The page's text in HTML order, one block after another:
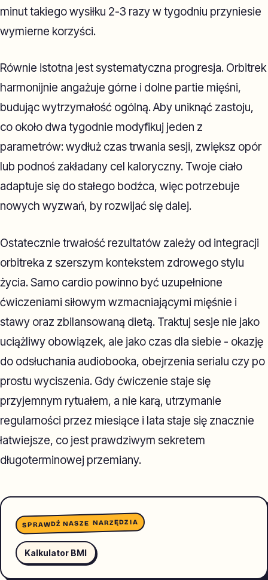
minut takiego wysiłku 2-3 razy w tygodniu przyniesie
wymierne korzyści.
Równie istotna jest systematyczna progresja. Orbitrek
harmonijnie angażuje górne i dolne partie mięśni,
budując wytrzymałość ogólną. Aby uniknąć zastoju,
co około dwa tygodnie modyfikuj jeden z
parametrów: wydłuż czas trwania sesji, zwiększ opór
lub podnoś zakładany cel kaloryczny. Twoje ciało
adaptuje się do stałego bodźca, więc potrzebuje
nowych wyzwań, by rozwijać się dalej.
Ostatecznie trwałość rezultatów zależy od integracji
orbitreka z szerszym kontekstem zdrowego stylu
życia. Samo cardio powinno być uzupełnione
ćwiczeniami siłowym wzmacniającymi mięśnie i
stawy oraz zbilansowaną dietą. Traktuj sesje nie jako
uciążliwy obowiązek, ale jako czas dla siebie - okazję
do odsłuchania audiobooka, obejrzenia serialu czy po
prostu wyciszenia. Gdy ćwiczenie staje się
przyjemnym rytuałem, a nie karą, utrzymanie
regularności przez miesiące i lata staje się znacznie
łatwiejsze, co jest prawdziwym sekretem
długoterminowej przemiany.
SPRAWDŹ NASZE NARZĘDZIA
Kalkulator BMI